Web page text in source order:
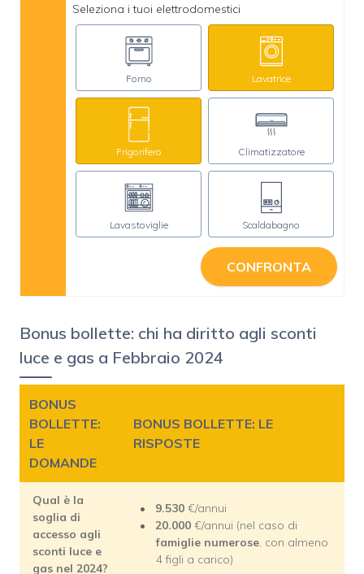
Seleziona i tuoi elettrodomestici
Forno Lavatrice
Frigorifero Climatizzatore
Lavastoviglie Scaldabagno
CONFRONTA
Bonus bollette: chi ha diritto agli sconti
luce e gas a Febbraio 2024
BONUS
BOLLETTE:
LE
DOMANDE
BONUS BOLLETTE: LE
RISPOSTE
Qual è la
soglia di
accesso agli
sconti luce e
gas nel 2024?
9.530 €/annui
20.000 €/annui (nel caso di
famiglie numerose, con almeno
4 figli a carico)